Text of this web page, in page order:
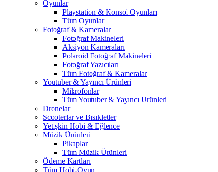
Oyunlar
Playstation & Konsol Oyunları
Tüm Oyunlar
Fotoğraf & Kameralar
Fotoğraf Makineleri
Aksiyon Kameraları
Polaroid Fotoğraf Makineleri
Fotoğraf Yazıcıları
Tüm Fotoğraf & Kameralar
Youtuber & Yayıncı Ürünleri
Mikrofonlar
Tüm Youtuber & Yayıncı Ürünleri
Dronelar
Scooterlar ve Bisikletler
Yetişkin Hobi & Eğlence
Müzik Ürünleri
Pikaplar
Tüm Müzik Ürünleri
Ödeme Kartları
Tüm Hobi-Oyun